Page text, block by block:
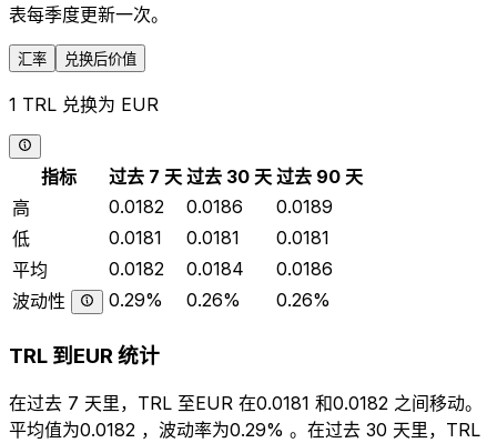
表每季度更新一次。
汇率 兑换后价值
1 TRL 兑换为 EUR
指标 过去 7 天 过去 30 天 过去 90 天
高
0.0182 0.0186
0.0189
低
0.0181 0.0181
0.0181
平均
0.0182 0.0184
0.0186
波动性
0.29% 0.26% 0.26%
TRL 到EUR 统计
在过去 7 天里，TRL 至EUR 在0.0181 和0.0182 之间移动。
平均值为0.0182 ，波动率为0.29% 。在过去 30 天里，TRL